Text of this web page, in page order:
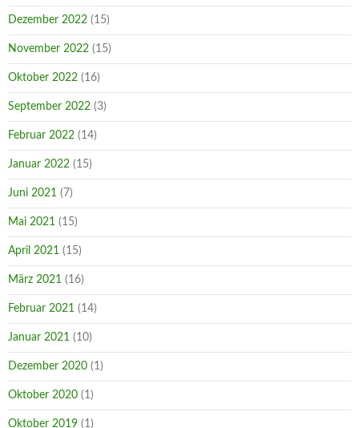
Dezember 2022 (15)
November 2022 (15)
Oktober 2022 (16)
September 2022 (3)
Februar 2022 (14)
Januar 2022 (15)
Juni 2021 (7)
Mai 2021 (15)
April 2021 (15)
März 2021 (16)
Februar 2021 (14)
Januar 2021 (10)
Dezember 2020 (1)
Oktober 2020 (1)
Oktober 2019 (1)